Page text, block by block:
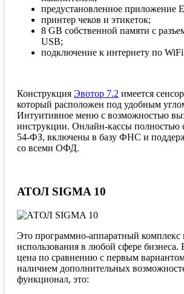
предустановленное приложение
принтер чеков и этикеток;
8 GB собственной памяти с
USB;
подключение к интернету по
Конструкция Эвотор 7.2 имеется
который расположен под удобным
Интуитивное меню с возможностью
инструкции. Онлайн-кассы полностью
54-ФЗ, включены в базу ФНС и
со всеми ОФД.
АТОЛ SIGMA 10
Это программно-аппаратный комплекс
использования в любой сфере бизнеса.
цена по сравнению с первым
наличием дополнительных
функционал, это: